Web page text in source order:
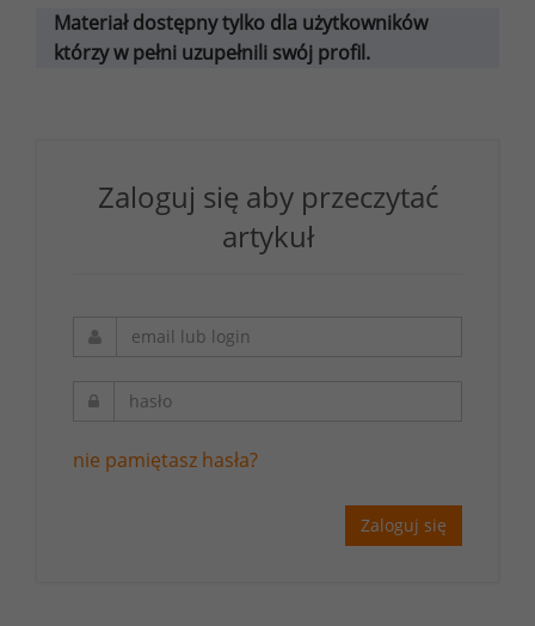
Materiał dostępny tylko dla użytkowników
którzy w pełni uzupełnili swój profil.
Zaloguj się aby przeczytać
artykuł
nie pamiętasz hasła?
Zaloguj się